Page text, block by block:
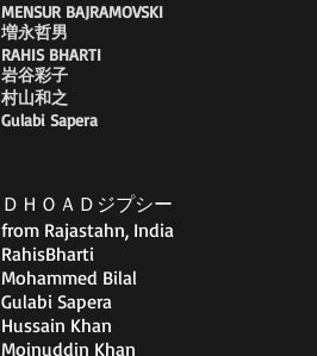
MENSUR BAJRAMOVSKI
増永哲男
RAHIS BHARTI
岩谷彩子
村山和之
Gulabi Sapera
ＤＨＯＡＤジプシー
​from Rajastahn, India
RahisBharti
Mohammed Bilal
Gulabi Sapera
Hussain Khan
Moinuddin Khan